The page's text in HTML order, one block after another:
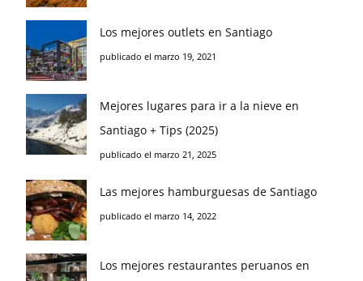
Los mejores outlets en Santiago
publicado el marzo 19, 2021
Mejores lugares para ir a la nieve en
Santiago + Tips (2025)
publicado el marzo 21, 2025
Las mejores hamburguesas de Santiago
publicado el marzo 14, 2022
Los mejores restaurantes peruanos en